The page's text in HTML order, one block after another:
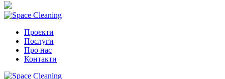
Проєкти
Послуги
Про нас
Контакти